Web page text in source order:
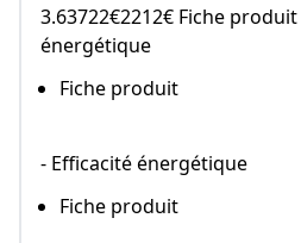
3.63722€2212€ Fiche
énergétique
Fiche produit
- Efficacité énergétique
Fiche produit